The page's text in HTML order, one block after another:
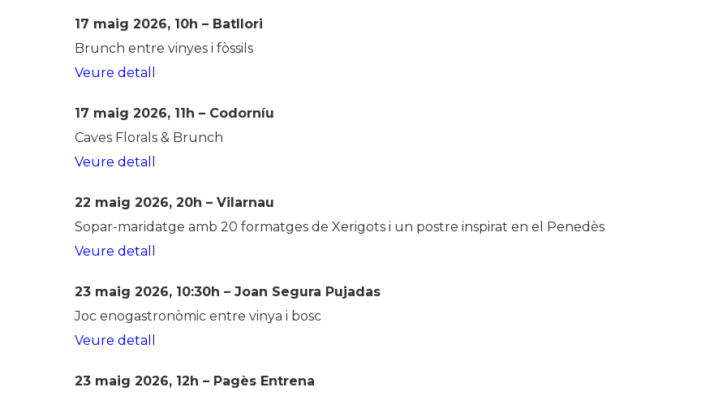
17 maig 2026, 10h – Batllori
Brunch entre vinyes i fòssils
Veure detall
17 maig 2026, 11h – Codorníu
Caves Florals & Brunch
Veure detall
22 maig 2026, 20h – Vilarnau
Sopar-maridatge amb 20 formatges de Xerigots i un postre inspirat en el Penedès
Veure detall
23 maig 2026, 10:30h – Joan Segura Pujadas
Joc enogastronòmic entre vinya i bosc
Veure detall
23 maig 2026, 12h – Pagès Entrena